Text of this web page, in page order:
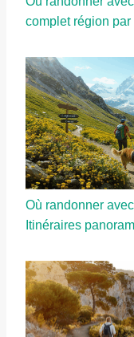
complet région par
Où randonner
Itinéraires